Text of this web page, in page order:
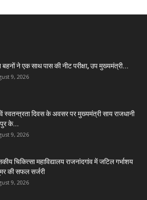
बहनों ने एक साथ पास की नीट परीक्षा, उप मुख्यमंत्री...
9, 2026
स्वतन्त्रता दिवस के अवसर पर मुख्यमंत्री साय राजधानी
के...
9, 2026
चिकित्सा महाविद्यालय राजनांदगांव में जटिल गर्भाशय
की सफल सर्जरी
9, 2026